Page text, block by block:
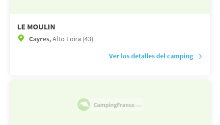
LE MOULIN
Cayres,Alto Loira (43)
Ver los detalles del camping